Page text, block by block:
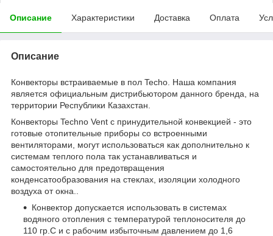
Описание Характеристики Доставка Оплата
Описание
Конвекторы встраиваемые в пол Techo. Наша компания
является официальным дистрибьютором данного бренда, на
территории Республики Казахстан.
Конвекторы Techno Vent с принудительной конвекцией - это
готовые отопительные приборы со встроенными
вентиляторами, могут использоваться как дополнительно к
системам теплого пола так устанавливаться и
самостоятельно для предотвращения
конденсатообразования на стеклах, изоляции холодного
воздуха от окна.
Конвектор допускается использовать в системах
водяного отопления с температурой теплоносителя до
110 гр.С и с рабочим избыточным давлением до 1,6